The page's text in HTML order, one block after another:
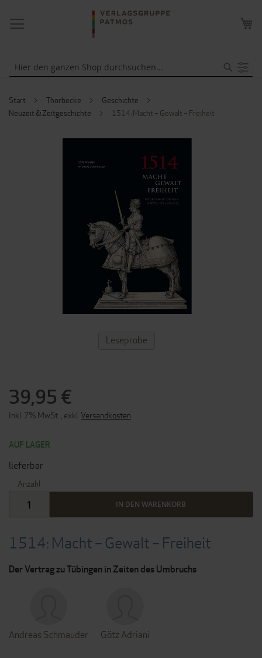
NAVIGATION
UMSCHALTEN
Start Thorbecke
Geschichte
Neuzeit & Zeitgeschichte
1514: Macht – Gewalt – Freiheit
1514: Macht – Gewalt – Freiheit
Der Vertrag zu Tübingen in Zeiten des Umbruchs
Andreas Schmauder Götz Adriani
39,95 €
Inkl. 7% MwSt. exkl. Versandkosten
AUF LAGER
lieferbar
Anzahl
IN DEN WARENKORB
BILDERGALERIE
SPRINGEN
ZUM
ANFANG
Leseprobe